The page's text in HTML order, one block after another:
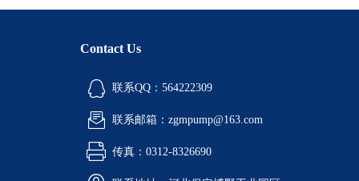
Contact Us
联系QQ：564222309
联系邮箱：zgmpump@163.com
传真：0312-8326690